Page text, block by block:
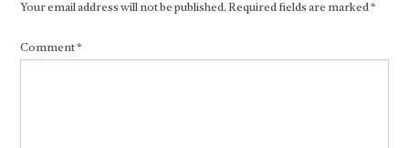
Your email address will not be published. Required fields are marked*
Comment*